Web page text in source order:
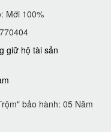
Mới 100%
bảo hành: 05 Năm